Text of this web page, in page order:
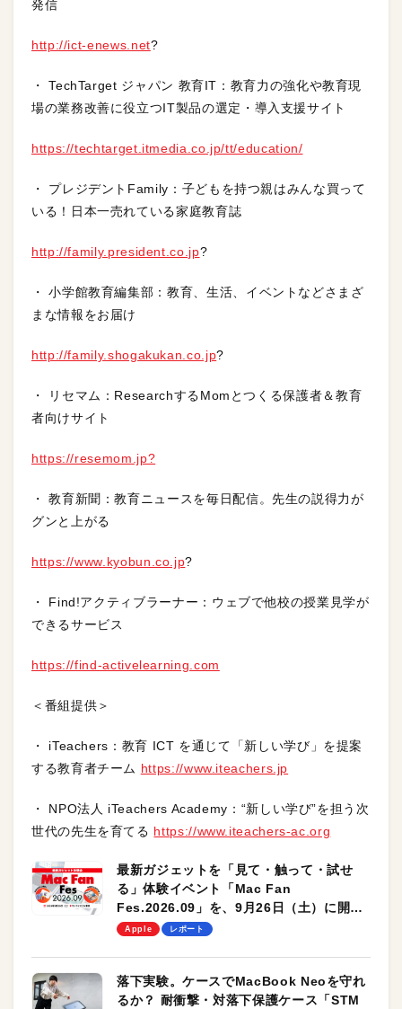
発信
http://ict-enews.net?
・ TechTarget ジャパン 教育IT：教育力の強化や教育現
場の業務改善に役立つIT製品の選定・導入支援サイト
https://techtarget.itmedia.co.jp/tt/education/
・ プレジデントFamily：子どもを持つ親はみんな買って
いる！日本一売れている家庭教育誌
http://family.president.co.jp?
・ 小学館教育編集部：教育、生活、イベントなどさまざ
まな情報をお届け
http://family.shogakukan.co.jp?
・ リセマム：ResearchするMomとつくる保護者＆教育
者向けサイト
https://resemom.jp?
・ 教育新聞：教育ニュースを毎日配信。先生の説得力が
グンと上がる
https://www.kyobun.co.jp?
・ Find!アクティブラーナー：ウェブで他校の授業見学が
できるサービス
https://find-activelearning.com
＜番組提供＞
・ iTeachers：教育 ICT を通じて「新しい学び」を提案
する教育者チーム https://www.iteachers.jp
・ NPO法人 iTeachers Academy：“新しい学び”を担う次
世代の先生を育てる https://www.iteachers-ac.org
最新ガジェットを「見て・触って・試せ
る」体験イベント「Mac Fan
Fes.2026.09」を、9月26日（土）に開催
します！
Apple レポート
落下実験。ケースでMacBook Neoを守れ
るか？ 耐衝撃・対落下保護ケース「STM